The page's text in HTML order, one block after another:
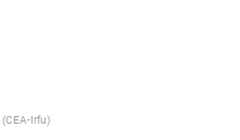
(CEA-Irfu)